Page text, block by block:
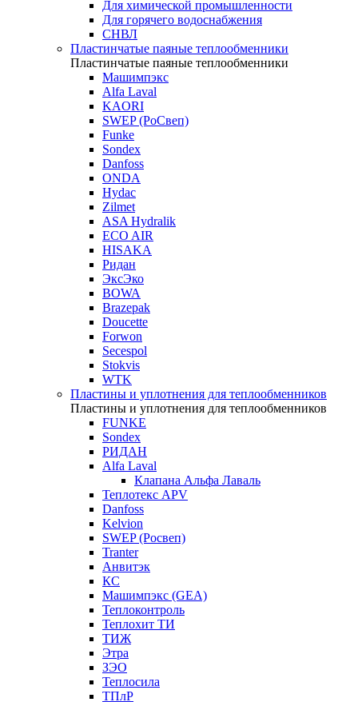
Для химической промышленности
Для горячего водоснабжения
СНВЛ
Пластинчатые паяные теплообменники
Пластинчатые паяные теплообменники
Машимпэкс
Alfa Laval
KAORI
SWEP (РоСвеп)
Funke
Sondex
Danfoss
ONDA
Hydac
Zilmet
ASA Hydralik
ECO AIR
HISAKA
Ридан
ЭксЭко
BOWA
Brazepak
Doucette
Forwon
Secespol
Stokvis
WTK
Пластины и уплотнения для теплообменников
Пластины и уплотнения для теплообменников
FUNKE
Sondex
РИДАН
Alfa Laval
Клапана Альфа Лаваль
Теплотекс APV
Danfoss
Kelvion
SWEP (Росвеп)
Tranter
Анвитэк
КС
Машимпэкс (GEA)
Теплоконтроль
Теплохит ТИ
ТИЖ
Этра
ЗЭО
Теплосила
ТПлР